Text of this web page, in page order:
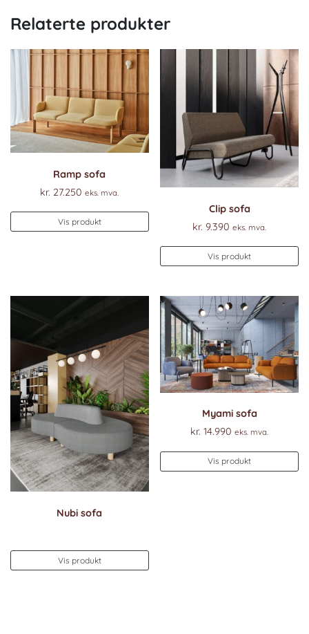
Relaterte produkter
Ramp sofa
kr. 27.250 eks. mva.
Vis produkt
Clip sofa
kr. 9.390 eks. mva.
Vis produkt
Nubi sofa
Vis produkt
Myami sofa
kr. 14.990 eks. mva.
Vis produkt